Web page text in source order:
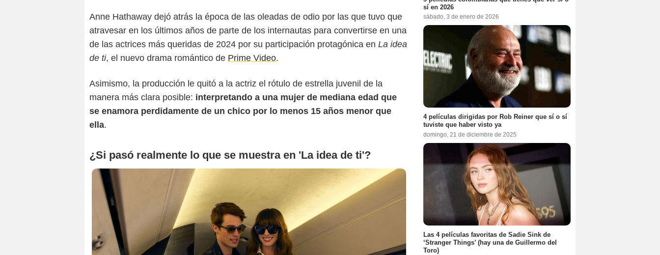
Anne Hathaway dejó atrás la época de las oleadas de odio por las que tuvo que
atravesar en los últimos años de parte de los internautas para convertirse en una
de las actrices más queridas de 2024 por su participación protagónica en La idea
de ti, el nuevo drama romántico de Prime Video.
Asimismo, la producción le quitó a la actriz el rótulo de estrella juvenil de la
manera más clara posible: interpretando a una mujer de mediana edad que
se enamora perdidamente de un chico por lo menos 15 años menor que
ella.
¿Si pasó realmente lo que se muestra en 'La idea de ti'?
sí en 2026
sábado, 3 de enero de 2026
4 películas dirigidas por Rob Reiner que sí o sí
tuviste que haber visto ya
domingo, 21 de diciembre de 2025
Las 4 películas favoritas de Sadie Sink de
‘Stranger Things’ (hay una de Guillermo del
Toro)